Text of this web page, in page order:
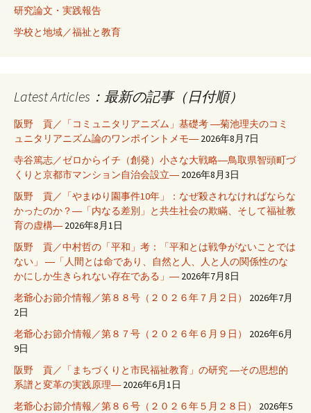
研究論文・実践報告
学校と地域／福祉と教育
Latest Articles：最新の記事（日付順）
阪野 貢／「コミュニタリアニズム」基礎考 ―菊池理夫のコミ
ュニタリアニズム論のワンポイントメモ― 2026年8月7日
寺谷篤志／ゼロからイチ（創発）小さな大戦略―鳥取県智頭町づ
くりと京都市マンション自治会設立― 2026年8月3日
阪野 貢／「やまゆり園事件10年」：なぜ殺されなければならな
かったのか？―「内なる差別」と共生社会の欺瞞、そして福祉教
育の虚構― 2026年8月1日
阪野 貢／中村哲の「平和」考：「平和とは戦争がないことでは
ない」 ―「人間とは命であり、自然と人、人と人の関係性のな
かにしか生きられない存在である」― 2026年7月8日
老爺心お節介情報／第８８号（２０２６年７月２日）
2026年7月
2日
老爺心お節介情報／第８７号（２０２６年６月９日）
2026年6月
9日
阪野 貢／「まちづくりと市民福祉教育」の研究 ―その思想的
系譜と変革の実践原理― 2026年6月1日
老爺心お節介情報／第８６号（２０２６年５月２８日）
2026年5